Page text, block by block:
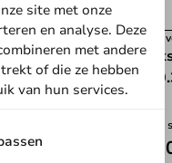
ruit 'Scotty'
Best
1000
€
site met onze
en analyse. Deze
met andere
of die ze hebben
van hun services.